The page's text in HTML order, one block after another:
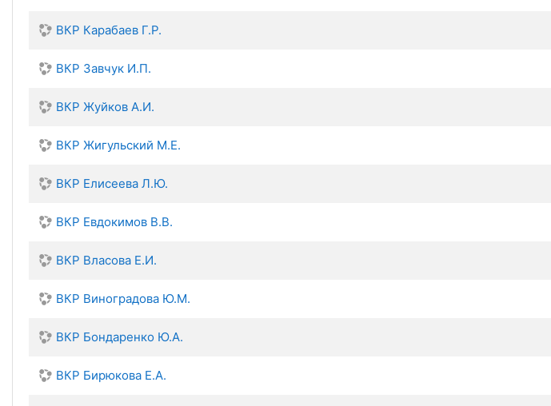
ВКР Карабаев Г.Р.
ВКР Завчук И.П.
ВКР Жуйков А.И.
ВКР Жигульский М.Е.
ВКР Елисеева Л.Ю.
ВКР Евдокимов В.В.
ВКР Власова Е.И.
ВКР Виноградова Ю.М.
ВКР Бондаренко Ю.А.
ВКР Бирюкова Е.А.